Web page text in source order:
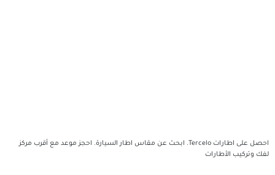
احصل على اطارات Tercelo. ابحث عن مقاس اطار السيارة. احجز موعد مع أقرب مركز